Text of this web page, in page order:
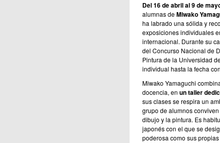
Del 16 de abril al 9 de
alumnas deMiwako
ha labrado una sólida y
exposiciones individuales
internacional. Durante su
del Concurso Nacional de
Pintura de la Universidad
individual hasta la fecha
Miwako Yamaguchi
docencia, en un taller
sus clases se respira un
grupo de alumnos
dibujo y la pintura. Es
japonés con el que se
poderosa como sus